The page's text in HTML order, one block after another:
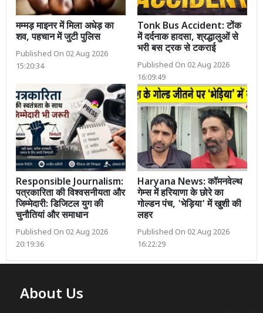
मम्मड़ माइनर में मिला अधेड़ का
शव, पहचान में जुटी पुलिस
Published On 02 Aug 2026
15:20:34
Tonk Bus Accident: टोंक
में दर्दनाक हादसा, श्रद्धालुओं से
भरी बस ट्रक से टकराई
Published On 02 Aug 2026
16:09:49
Responsible Journalism:
पत्रकारिता की विश्वसनीयता और
जिम्मेदारी: डिजिटल युग की
चुनौतियां और समाधान
Published On 02 Aug 2026
20:19:36
Haryana News: कॉमनवेल्थ
गेम्स में हरियाणा के छोरे का
गोल्डन पंच, 'भेड़िया' में खुशी की
लहर
Published On 02 Aug 2026
16:22:29
About Us